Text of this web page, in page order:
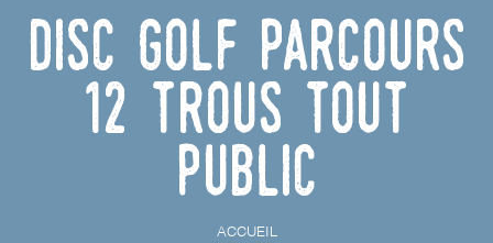
Disc golf parcours
12 trous tout
public
ACCUEIL